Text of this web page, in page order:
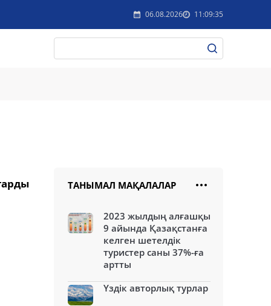
06.08.2026 11:09:35
ТАНЫМАЛ МАҚАЛАЛАР
2023 жылдың алғашқы
9 айында Қазақстанға
келген шетелдік
туристер саны 37%-ға
артты
Үздік авторлық турлар